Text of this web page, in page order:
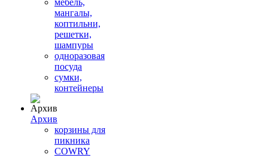
мебель,
мангалы,
коптильни,
решетки,
шампуры
одноразовая
посуда
сумки,
контейнеры
Архив
корзины для
пикника
COWRY